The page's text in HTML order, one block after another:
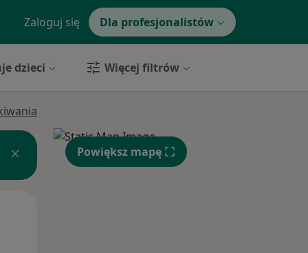
Zaloguj się Dla profesjonalistów
dzieci Więcej filtrów
Powiększ mapę